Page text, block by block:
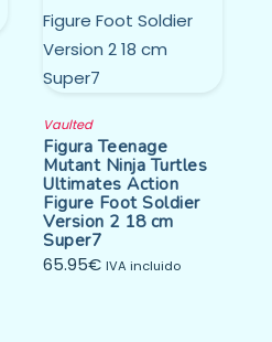
Vaulted
Figura Teenage
Mutant Ninja Turtles
Ultimates Action
Figure Foot Soldier
Version 2 18 cm
Super7
65.95€ IVA incluido